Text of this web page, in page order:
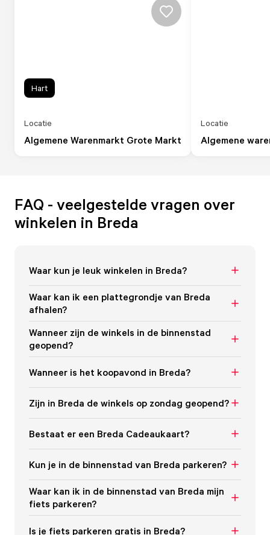
Algemene Warenmarkt Grote Markt
Locatie
Hart
Algemene
Locatie
FAQ - veelgestelde vragen over
winkelen in Breda
Waar kun je leuk winkelen in Breda?
Waar kan ik een plattegrondje van Breda
afhalen?
Wanneer zijn de winkels in de binnenstad
geopend?
Wanneer is het koopavond in Breda?
Zijn in Breda de winkels op zondag geopend?
Bestaat er een Breda Cadeaukaart?
Kun je in de binnenstad van Breda parkeren?
Waar kan ik in de binnenstad van Breda mijn
fiets parkeren?
Is je fiets parkeren gratis in Breda?